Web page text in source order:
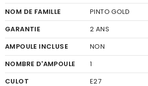
NOM DE FAMILLE
PINTO GOLD
GARANTIE
2 ANS
AMPOULE INCLUSE
NON
NOMBRE D'AMPOULE
1
CULOT
E27